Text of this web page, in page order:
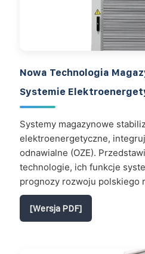
Nowa Technologia
Systemie
Systemy magazynowe
elektroenergetyczne,
odnawialne (OZE).
technologie, ich funkcje
prognozy rozwoju polskiego
[Wersja PDF]